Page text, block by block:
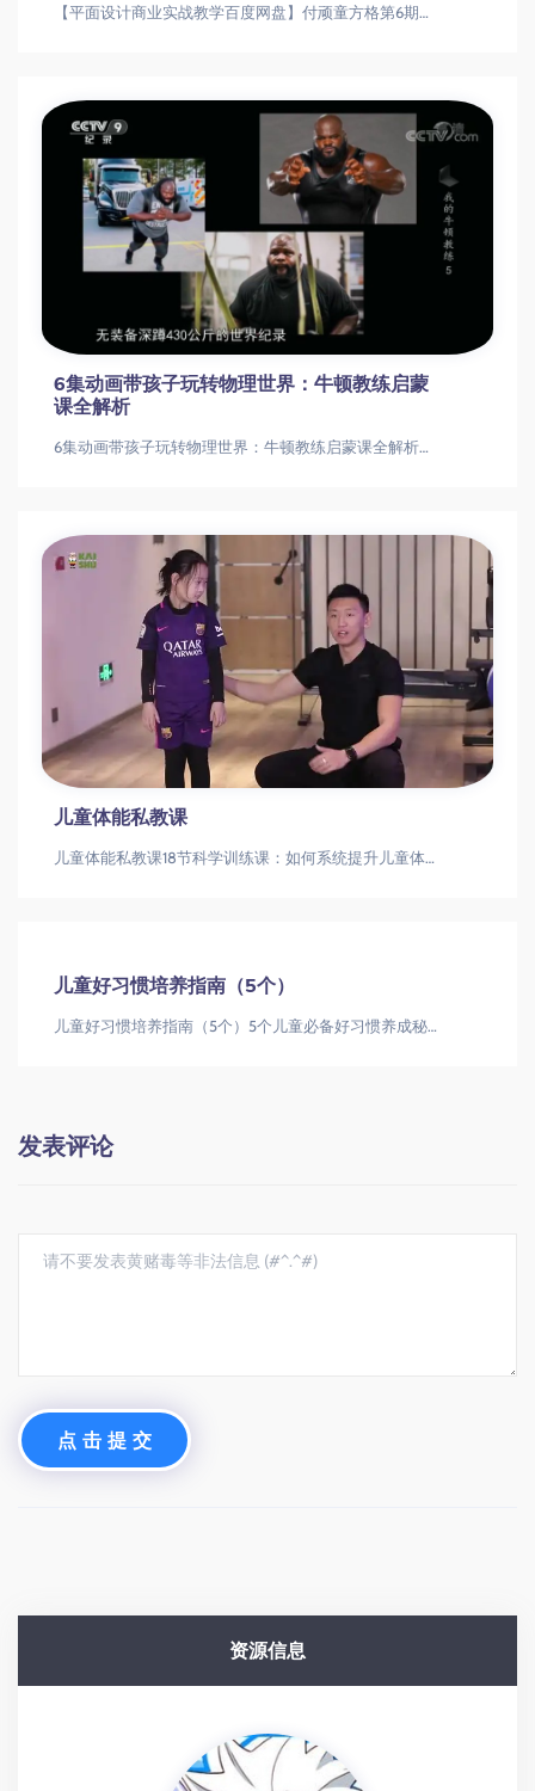
【平面设计商业实战教学百度网盘】付顽童方格第6期平面设计商业实战班2022年8月结课【平面设计商业实战教学百度网盘】付顽童方格第6期
6集动画带孩子玩转物理世界：牛顿教练启蒙
课全解析
6集动画带孩子玩转物理世界：牛顿教练启蒙课全解析我的牛顿教练物理启蒙课儿童物理启蒙|牛顿力学|科学纪录片
儿童体能私教课
儿童体能私教课18节科学训练课：如何系统提升儿童体能素质儿童体能训练|运动能力提升|体质改善
点 击 提 交